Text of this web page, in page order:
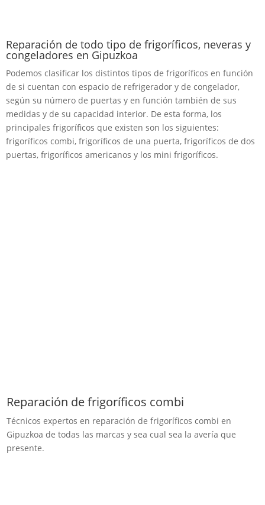
Reparación de todo tipo de frigoríficos, neveras y
congeladores en Gipuzkoa
Podemos clasificar los distintos tipos de frigoríficos en función
de si cuentan con espacio de refrigerador y de congelador,
según su número de puertas y en función también de sus
medidas y de su capacidad interior. De esta forma, los
principales frigoríficos que existen son los siguientes:
frigoríficos combi, frigoríficos de una puerta, frigoríficos de dos
puertas, frigoríficos americanos y los mini frigoríficos.
Reparación de frigoríficos combi
Técnicos expertos en reparación de frigoríficos combi en
Gipuzkoa de todas las marcas y sea cual sea la avería que
presente.